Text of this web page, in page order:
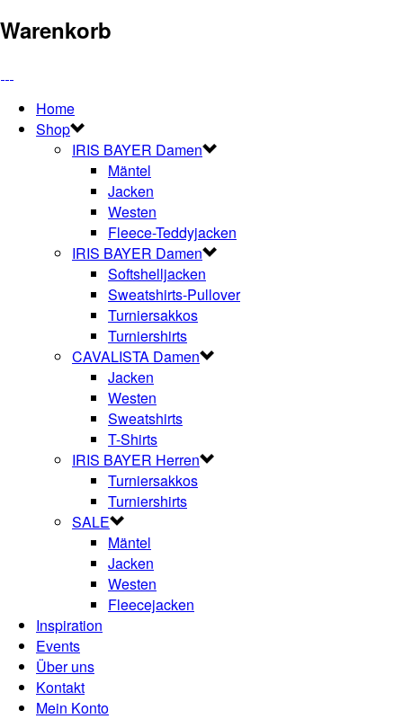
Warenkorb
Home
Shop
IRIS BAYER Damen
Mäntel
Jacken
Westen
Fleece-Teddyjacken
IRIS BAYER Damen
Softshelljacken
Sweatshirts-Pullover
Turniersakkos
Turniershirts
CAVALISTA Damen
Jacken
Westen
Sweatshirts
T-Shirts
IRIS BAYER Herren
Turniersakkos
Turniershirts
SALE
Mäntel
Jacken
Westen
Fleecejacken
Inspiration
Events
Über uns
Kontakt
Mein Konto